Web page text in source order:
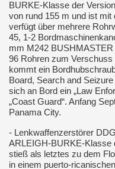
BURKE-Klasse der
von rund 155 m und ist
verfügt über mehrere
45, 1-2
mm M242
96 Rohren zum
kommt ein
Board, Search and
sich an Bord ein „Law
„Coast Guard“. Anfang
Panama City.
- Lenkwaffenzerstörer
ARLEIGH-BURKE-Klasse
stieß als letztes zu dem
in einem puerto-